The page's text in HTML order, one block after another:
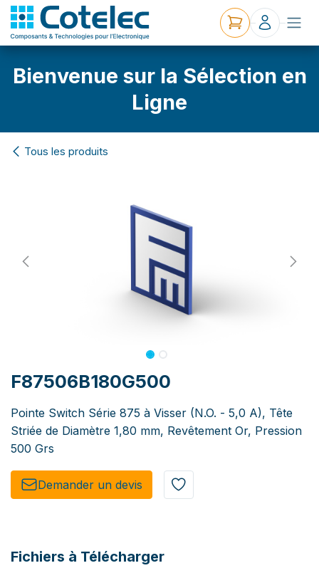
Bienvenue sur la Sélection en
Ligne
Tous les produits
F87506B180G500
Pointe Switch Série 875 à Visser (N.O. - 5,0 A), Tête
Striée de Diamètre 1,80 mm, Revêtement Or, Pression
500 Grs
Demander un de​​vis​​
Fichiers à Télécharger